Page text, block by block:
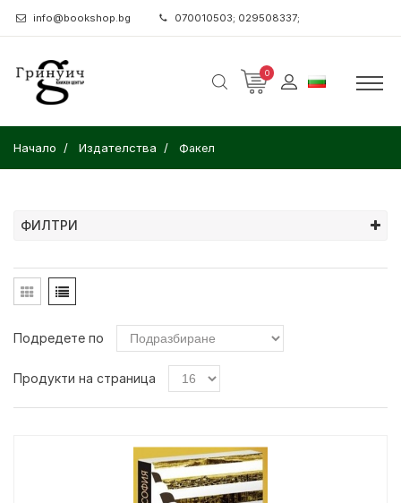
info@bookshop.bg 070010503; 029508337;
0
Начало Издателства Факел
ФИЛТРИ
Подредете по
Продукти на страница